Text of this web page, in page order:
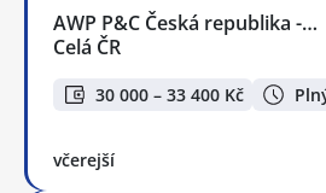
AWP P&C Česká republika -…
Celá ČR
30 000 – 33 400 Kč
včerejší